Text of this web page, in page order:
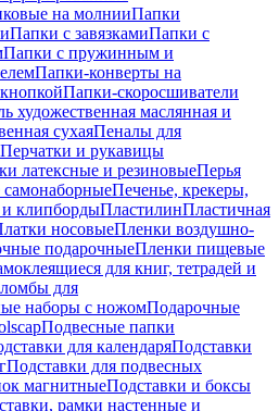
на молнииПапки
Папки с завязкамиПапки с
Папки с пружинным и
Папки-конверты на
Папки-скоросшиватели
художественная маслянная и
сухаяПеналы для
Перчатки и рукавицы
латексные и резиновыеПерья
Печенье, крекеры,
клипбордыПластилинПластичная
носовыеПленки воздушно-
подарочныеПленки пищевые
для книг, тетрадей и
для
наборы с ножомПодарочные
Подвесные папки
для календаряПодставки
Подставки для подвесных
магнитныеПодставки и боксы
рамки настенные и